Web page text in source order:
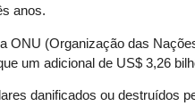
anos.
ONU (Organização das
um adicional de US$ 3,26
danificados ou destruídos